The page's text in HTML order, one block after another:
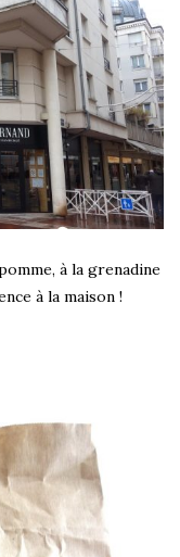
à la grenadine
à la maison !